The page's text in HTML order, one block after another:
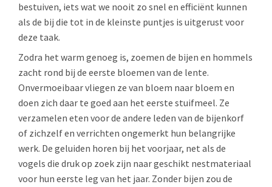
bestuiven, iets wat we nooit zo snel en efficiënt kunnen
als de bij die tot in de kleinste puntjes is uitgerust voor
deze taak.
Zodra het warm genoeg is, zoemen de bijen en hommels
zacht rond bij de eerste bloemen van de lente.
Onvermoeibaar vliegen ze van bloem naar bloem en
doen zich daar te goed aan het eerste stuifmeel. Ze
verzamelen eten voor de andere leden van de bijenkorf
of zichzelf en verrichten ongemerkt hun belangrijke
werk. De geluiden horen bij het voorjaar, net als de
vogels die druk op zoek zijn naar geschikt nestmateriaal
voor hun eerste leg van het jaar. Zonder bijen zou de